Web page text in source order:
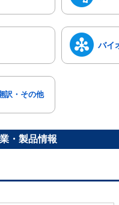
バイ
訳・その他
・製品情報